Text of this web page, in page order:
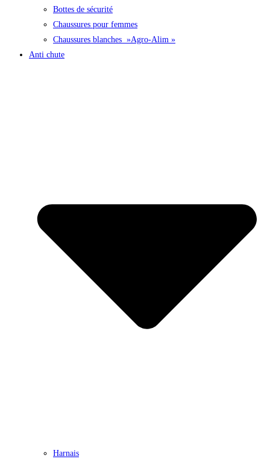
Bottes de sécurité
Chaussures pour femmes
Chaussures blanches »Agro-Alim »
Anti chute
Harnais